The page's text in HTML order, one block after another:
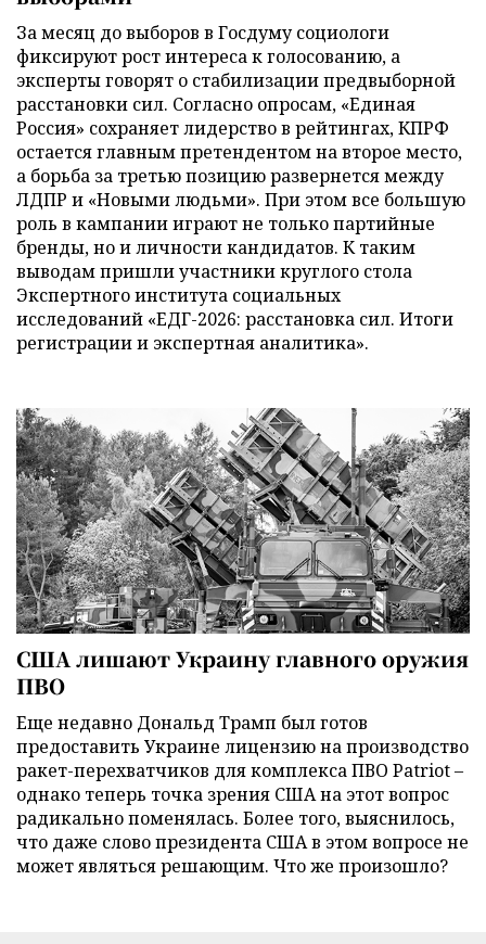
За месяц до выборов в Госдуму социологи
фиксируют рост интереса к голосованию, а
эксперты говорят о стабилизации предвыборной
расстановки сил. Согласно опросам, «Единая
Россия» сохраняет лидерство в рейтингах, КПРФ
остается главным претендентом на второе место,
а борьба за третью позицию развернется между
ЛДПР и «Новыми людьми». При этом все большую
роль в кампании играют не только партийные
бренды, но и личности кандидатов. К таким
выводам пришли участники круглого стола
Экспертного института социальных
исследований «ЕДГ-2026: расстановка сил. Итоги
регистрации и экспертная аналитика».
США лишают Украину главного оружия
ПВО
Еще недавно Дональд Трамп был готов
предоставить Украине лицензию на производство
ракет-перехватчиков для комплекса ПВО Patriot –
однако теперь точка зрения США на этот вопрос
радикально поменялась. Более того, выяснилось,
что даже слово президента США в этом вопросе не
может являться решающим. Что же произошло?